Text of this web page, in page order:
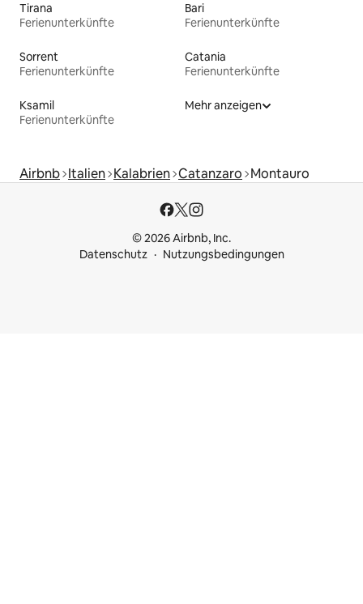
Tirana
Ferienunterkünfte
Bari
Ferienunterkünfte
Sorrent
Ferienunterkünfte
Catania
Ferienunterkünfte
Ksamil
Ferienunterkünfte
Mehr anzeigen
Airbnb Italien Kalabrien Catanzaro Montauro
© 2026 Airbnb, Inc.
Datenschutz
Nutzungsbedingungen